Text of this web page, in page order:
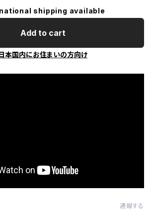
shipping available
Add to cart
本国内にお住まいの方向け
通報する